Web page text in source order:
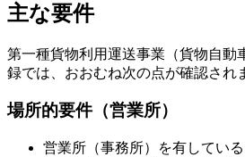
主な要件
第一種貨物利用運送事業（貨物自動
録では、おおむね次の点が確認され
場所的要件（営業所）
営業所（事務所）を有している